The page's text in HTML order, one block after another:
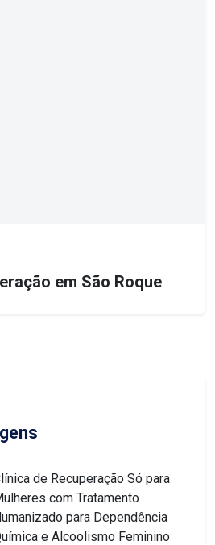
em São Roque
de Recuperação Só para
com Tratamento
para Dependência
e Alcoolismo Feminino